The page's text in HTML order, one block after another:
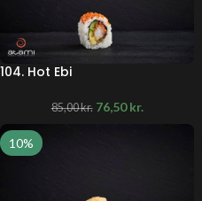
104. Hot Ebi
85,00kr. 76,50kr.
10%